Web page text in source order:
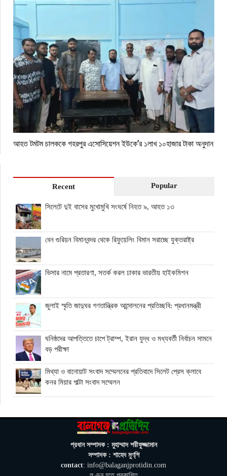
আহত টমটম চালককে গহরপুর এসোসিয়েশন ইউকে’র ১লাখ ১০হাজার টাকা অনুদান
Recent Popular
সিলেটে দুই বাসের মুখোমুখি সংঘর্ষে নিহত ৯, আহত ১৩
বেন গুরিয়ন বিমানবন্দর থেকে রিফুয়েলিং বিমান সরাচ্ছে যুক্তরাষ্ট্র
ভিসার নামে প্রতারণা, সতর্ক করল ঢাকার ভারতীয় হাইকমিশন
জুলাই স্মৃতি জাদুঘর গণতান্ত্রিক আন্দোলনের প্রতিচ্ছবি: প্রধানমন্ত্রী
ঘনিষ্ঠদের আপত্তিতে চাপে ট্রাম্প, ইরান যুদ্ধ ও মধ্যবর্তী নির্বাচন সামনে
বড় পরীক্ষা
মিথ্যা ও বানোয়াট সংবাদ সম্মেলনের প্রতিবাদে সিলেট প্রেস ক্লাবে
কনর মিয়ার পাল্টা সংবাদ সম্মেলন
হুঁশিয়ারি বিদ্যুৎ বিভাগের
ইরানে নতুন হামলা স্থগিত ট্রাম্পের, দ্রুত চুক্তির ইঙ্গিত
প্রধান সম্পাদক : মুহাম্মাদ শরীফুজ্জামান
সম্পাদক : শাহেদ মুণ্‌শি
contact: info@balaganjprotidin.com